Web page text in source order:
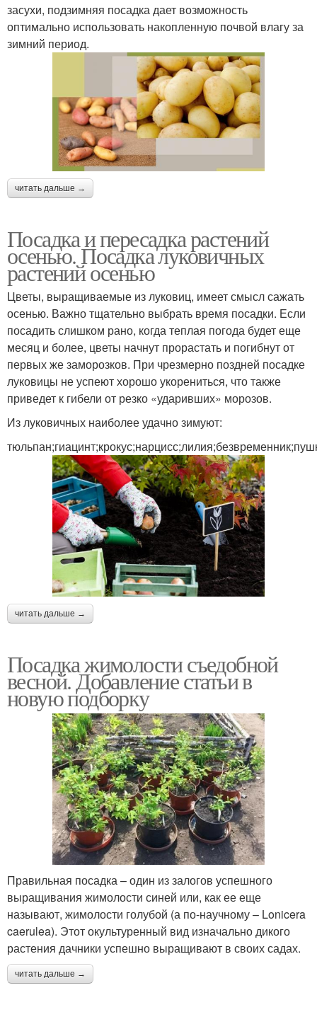
засухи, подзимняя посадка дает возможность
оптимально использовать накопленную почвой влагу за
зимний период.
читать дальше →
Посадка и пересадка растений
осенью. Посадка луковичных
растений осенью
Цветы, выращиваемые из луковиц, имеет смысл сажать
осенью. Важно тщательно выбрать время посадки. Если
посадить слишком рано, когда теплая погода будет еще
месяц и более, цветы начнут прорастать и погибнут от
первых же заморозков. При чрезмерно поздней посадке
луковицы не успеют хорошо укорениться, что также
приведет к гибели от резко «ударивших» морозов.
Из луковичных наиболее удачно зимуют:
читать дальше →
Посадка жимолости съедобной
весной. Добавление статьи в
новую подборку
Правильная посадка – один из залогов успешного
выращивания жимолости синей или, как ее еще
называют, жимолости голубой (а по-научному – Lonicera
caerulea). Этот окультуренный вид изначально дикого
растения дачники успешно выращивают в своих садах.
читать дальше →